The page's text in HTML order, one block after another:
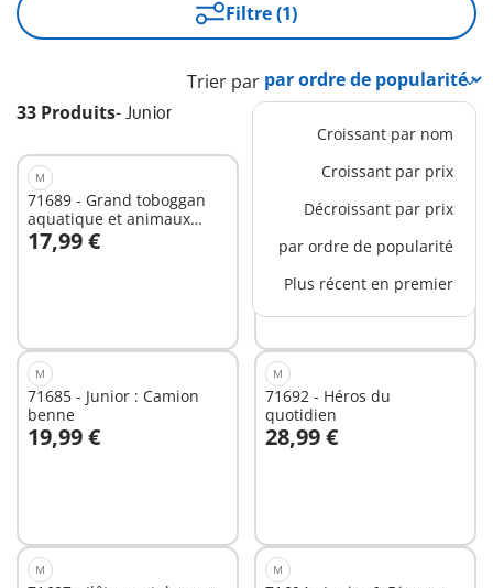
Filtre (1)
33 Produits- Junior
Trier par
Croissant par nom
Croissant par prix
Décroissant par prix
par ordre de popularité
Plus récent en premier
M
71689 - Grand toboggan
aquatique et animaux
marins
17,99 €
Au panier
71699 - Junior : Enfant
avec escargot à bascule
8,99 €
Au panier
M
71685 - Junior : Camion
benne
19,99 €
Au panier
M
71692 - Héros du
quotidien
28,99 €
Au panier
M M